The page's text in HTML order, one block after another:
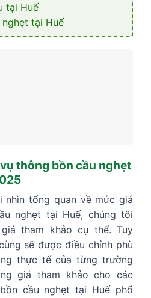
tại Huế
tại Huế
thông bồn cầu nghẹt
nhìn tổng quan về mức giá
nghẹt tại Huế, chúng tôi
tham khảo cụ thể. Tuy
sẽ được điều chỉnh phù
thực tế của từng trường
giá tham khảo cho các
cầu nghẹt tại Huế phổ